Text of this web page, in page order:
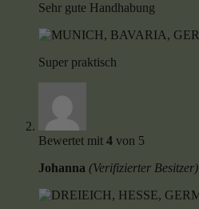
Sehr gute Handhabung
Super praktisch
Bewertet mit 4 von 5
Johanna (Verifizierter Besitzer)